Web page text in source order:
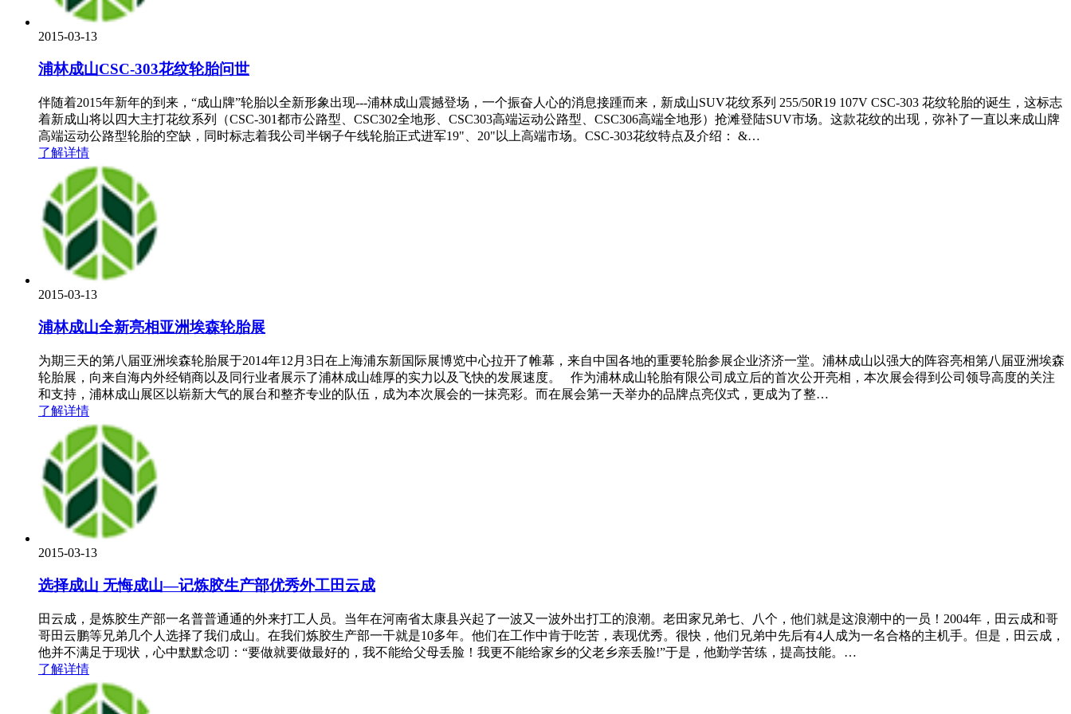
2015-03-13
浦林成山CSC-303花纹轮胎问世
伴随着2015年新年的到来，“成山牌”轮胎以全新形象出现---浦林成山震撼登场，一个振奋人心的消息接踵而来，新成山SUV花纹系列 255/50R19 107V CSC-303 花纹轮胎的诞生，这标志
着新成山将以四大主打花纹系列（CSC-301都市公路型、CSC302全地形、CSC303高端运动公路型、CSC306高端全地形）抢滩登陆SUV市场。这款花纹的出现，弥补了一直以来成山牌
高端运动公路型轮胎的空缺，同时标志着我公司半钢子午线轮胎正式进军19"、20"以上高端市场。CSC-303花纹特点及介绍： &…
了解详情
2015-03-13
浦林成山全新亮相亚洲埃森轮胎展
为期三天的第八届亚洲埃森轮胎展于2014年12月3日在上海浦东新国际展博览中心拉开了帷幕，来自中国各地的重要轮胎参展企业济济一堂。浦林成山以强大的阵容亮相第八届亚洲埃森
轮胎展，向来自海内外经销商以及同行业者展示了浦林成山雄厚的实力以及飞快的发展速度。 作为浦林成山轮胎有限公司成立后的首次公开亮相，本次展会得到公司领导高度的关注
和支持，浦林成山展区以崭新大气的展台和整齐专业的队伍，成为本次展会的一抹亮彩。而在展会第一天举办的品牌点亮仪式，更成为了整…
了解详情
2015-03-13
选择成山 无悔成山—记炼胶生产部优秀外工田云成
田云成，是炼胶生产部一名普普通通的外来打工人员。当年在河南省太康县兴起了一波又一波外出打工的浪潮。老田家兄弟七、八个，他们就是这浪潮中的一员！2004年，田云成和哥
哥田云鹏等兄弟几个人选择了我们成山。在我们炼胶生产部一干就是10多年。他们在工作中肯于吃苦，表现优秀。很快，他们兄弟中先后有4人成为一名合格的主机手。但是，田云成，
他并不满足于现状，心中默默念叨：“要做就要做最好的，我不能给父母丢脸！我更不能给家乡的父老乡亲丢脸!”于是，他勤学苦练，提高技能。…
了解详情